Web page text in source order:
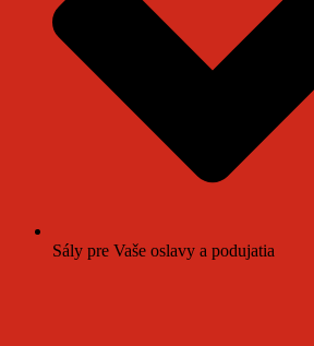
Sály pre Vaše oslavy a podujatia